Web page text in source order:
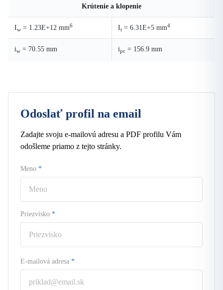
Krútenie a klopenie
Iw = 1.23E+12 mm6 It = 6.31E+5 mm4
iw = 70.55 mm ipc = 156.9 mm
Odoslať profil na email
Zadajte svoju e-mailovú adresu a PDF profilu Vám
odošleme priamo z tejto stránky.
Meno *
Priezvisko *
E-mailová adresa *